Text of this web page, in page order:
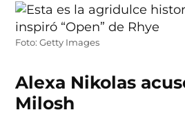
Foto: Getty Images
Alexa Nikolas
Milosh